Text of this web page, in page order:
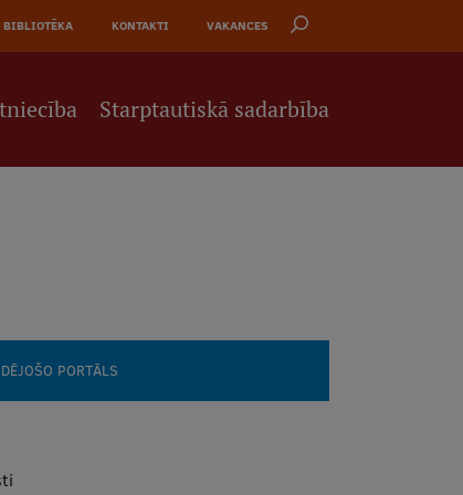
BIBLIOTĒKA KONTAKTI VAKANCES
Starptautiskā sadarbība
PORTĀLS